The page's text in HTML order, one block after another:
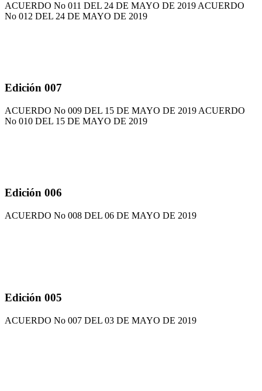
ACUERDO No 011 DEL 24 DE MAYO DE 2019 ACUERDO
No 012 DEL 24 DE MAYO DE 2019
Edición 007
ACUERDO No 009 DEL 15 DE MAYO DE 2019 ACUERDO
No 010 DEL 15 DE MAYO DE 2019
Edición 006
ACUERDO No 008 DEL 06 DE MAYO DE 2019
Edición 005
ACUERDO No 007 DEL 03 DE MAYO DE 2019